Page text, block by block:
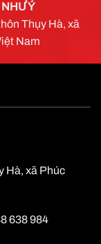
Ý
Thụy Hà, xã
Nam
Hà, xã Phúc
638 984